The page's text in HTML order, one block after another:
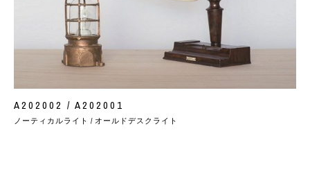
A202002 / A202001
ノーティカルライト / オールドデスクライト